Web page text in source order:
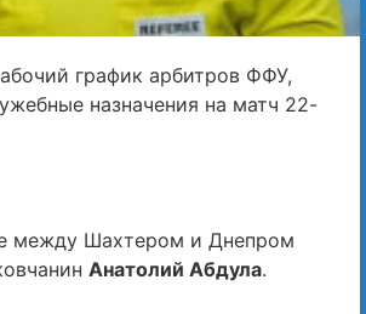
график арбитров ФФУ,
назначения на матч 22-
между Шахтером и Днепром
Анатолий Абдула.